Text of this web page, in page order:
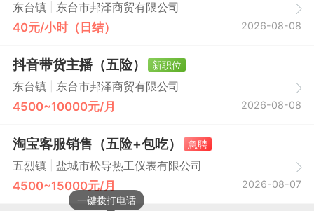
东台镇
东台市邦泽商贸有限公司
40元/小时（日结） 2026-08-08
抖音带货主播（五险）
新职位
东台镇
东台市邦泽商贸有限公司
4500~10000元/月 2026-08-08
淘宝客服销售（五险+包吃）
急聘
五烈镇
盐城市松导热工仪表有限公司
4500~15000元/月
2026-08-07
一键拨打电话